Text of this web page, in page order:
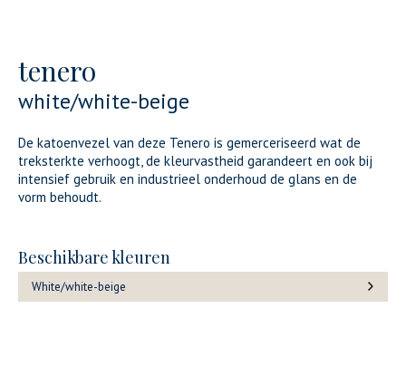
tenero
white/white-beige
De katoenvezel van deze Tenero is gemerceriseerd wat de
treksterkte verhoogt, de kleurvastheid garandeert en ook bij
intensief gebruik en industrieel onderhoud de glans en de
vorm behoudt.
Beschikbare kleuren
White/white-beige